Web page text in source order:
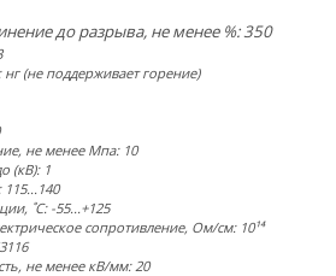
до разрыва, не менее %: 350
(не поддерживает горение)
не менее Мпа: 10
(кВ): 1
115...140
˚С: -55...+125
сопротивление, Ом/см: 10¹⁴
не менее кВ/мм: 20